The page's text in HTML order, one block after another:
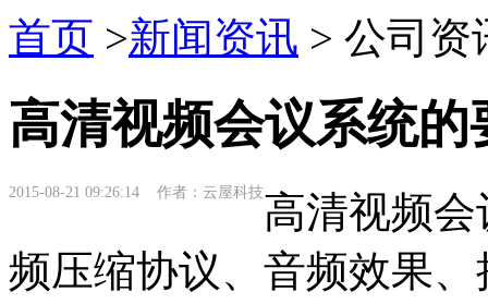
首页 >新闻资讯 > 公司资
高清视频会议系统的
2015-08-21 09:26:14 作者：云屋科技高清视频
频压缩协议、音频效果